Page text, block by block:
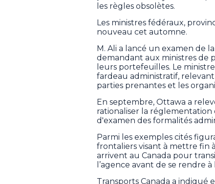
les règles obsolètes.
Les ministres fédéraux,
nouveau cet automne.
M. Ali a lancé un examen de
demandant aux ministres de
leurs portefeuilles. Le
fardeau administratif,
parties prenantes et les
En septembre, Ottawa a
rationaliser la réglementation
d'examen des formalités
Parmi les exemples cités
frontaliers visant à mettre fin
arrivent au Canada pour
l’agence avant de se rendre
Transports Canada a indiqué